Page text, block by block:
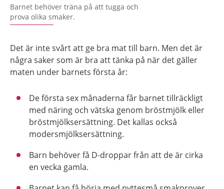
Barnet behöver träna på att tugga och
prova olika smaker.
Det är inte svårt att ge bra mat till barn. Men det är
några saker som är bra att tänka på när det gäller
maten under barnets första år:
De första sex månaderna får barnet tillräckligt
med näring och vätska genom bröstmjölk eller
bröstmjölksersättning. Det kallas också
modersmjölksersättning.
Barn behöver få D-droppar från att de är cirka
en vecka gamla.